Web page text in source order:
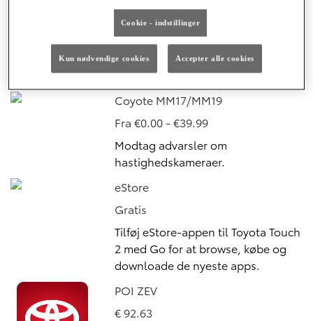
Gratis
Ændre dit nuværende kort over
Europa i Toyota Touch 2 med Go -
Gratis
Coyote MM17/MM19
Fra €0.00 - €39.99
Modtag advarsler om
hastighedskameraer.
eStore
Gratis
Tilføj eStore-appen til Toyota Touch
2 med Go for at browse, købe og
downloade de nyeste apps.
POI ZEV
€ 92.63
Cookie - indstillinger
Kun nødvendige cookies Accepter alle cookies